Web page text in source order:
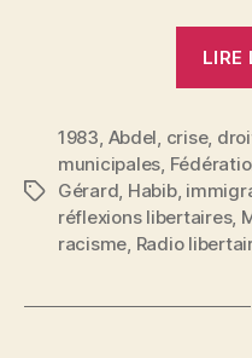
LIRE
Étiquettes
1983, Abdel, crise,
municipales,
Gérard, Habib,
réflexions libertaires,
racisme, Radio